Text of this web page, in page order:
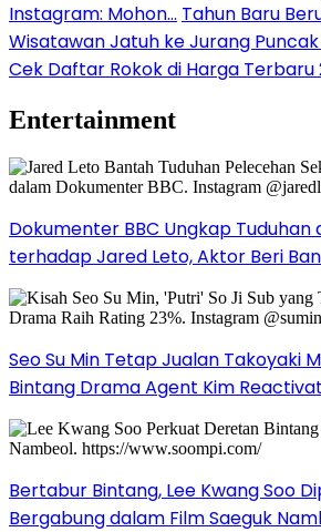
Instagram: Mohon… Tahun Baru
Wisatawan Jatuh ke Jurang
Cek Daftar Rokok di Harga
Entertainment
Dokumenter BBC Ungkap Tuduhan
terhadap Jared Leto, Aktor Beri
Seo Su Min Tetap Jualan Takoyaki
Bintang Drama Agent Kim
Bertabur Bintang, Lee Kwang Soo
Bergabung dalam Film Saeguk